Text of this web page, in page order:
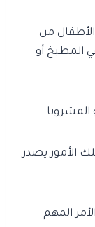
من
المطبخ أو
المشروبا
الأمور يصدر
المهم